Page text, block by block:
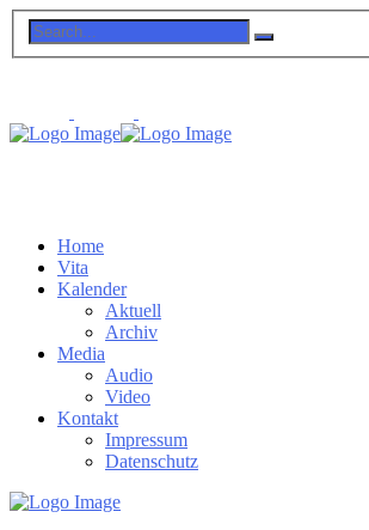
Home
Vita
Kalender
Aktuell
Archiv
Media
Audio
Video
Kontakt
Impressum
Datenschutz